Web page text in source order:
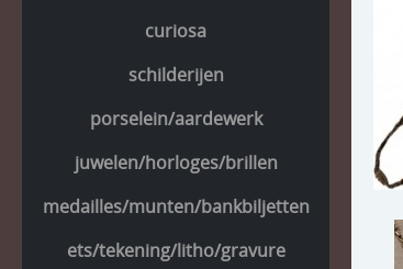
curiosa
schilderijen
porselein/aardewerk
juwelen/horloges/brillen
medailles/munten/bankbiljetten
ets/tekening/litho/gravure